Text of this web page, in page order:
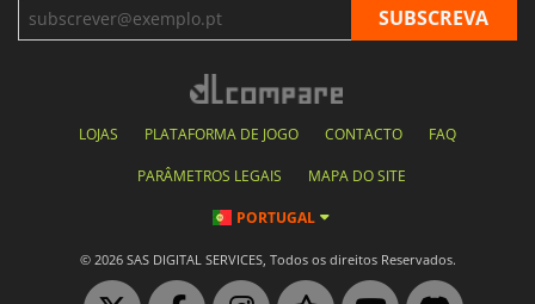
LOJAS PLATAFORMA DE JOGO CONTACTO FAQ
PARÂMETROS LEGAIS MAPA DO SITE
PORTUGAL
© 2026 SAS DIGITAL SERVICES, Todos os direitos Reservados.